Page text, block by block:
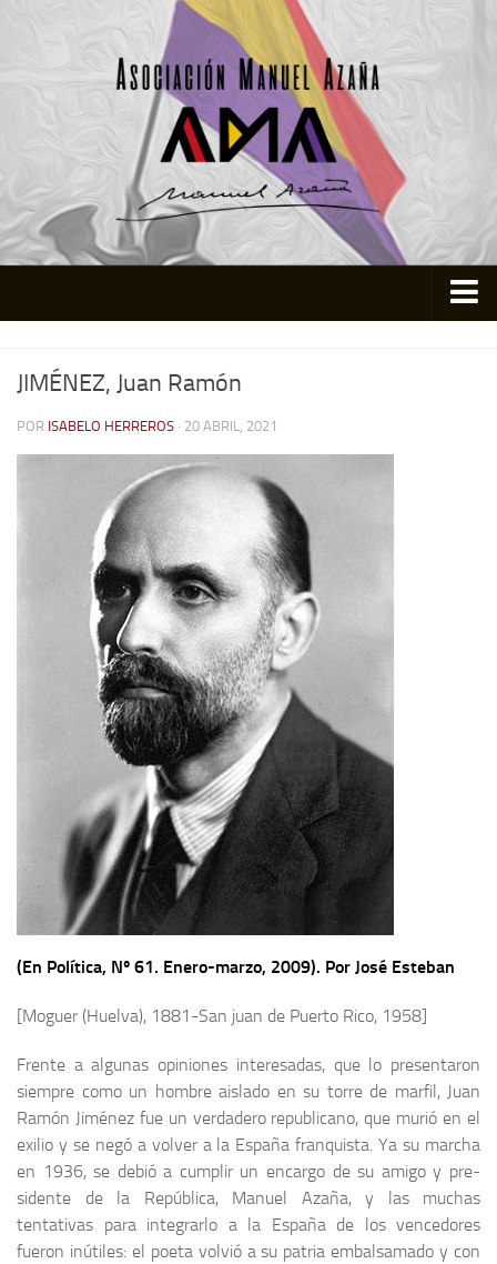
Asociación
Quienes somos
Actividades
Contacto
Memoria Histórica
Investigación previa de la represión en Talavera de la Reina (1937-
1947).
Informe Represión en Toledo 1936-1947 | Buscador
Informe de la fosa de abril de 1939 de Tembleque
Enciclopedia Republicana
Militantes históricos IR
Personajes republicanos
Izquierda Republicana. Agrupaciones y Militantes (1934-1939)
Izquierda Republicana. Navarra
Izquierda Republicana. Galicia
Textos esenciales del republicanismo
Archivo histórico
Archivo Documental
Biografía
Cronología fundamental de Manuel Azaña
Artículos sobre Manuel Azaña
Ochenta años sin Manuel Azaña
JIMÉNEZ, Juan Ramón
POR ISABELO HERREROS · 20 ABRIL, 2021
(En Política, Nº 61. Enero-marzo, 2009). Por José Esteban
[Moguer (Huelva), 1881-San juan de Puerto Rico, 1958]
Frente a algunas opiniones interesadas, que lo presentaron
siempre como un hombre aislado en su torre de marfil, Juan
Ramón Jiménez fue un verdadero republicano, que murió en el
exilio y se negó a volver a la España franquista. Ya su marcha
en 1936, se debió a cumplir un encargo de su amigo y pre­
sidente de la República, Manuel Azaña, y las muchas
tentativas para integrarlo a la España de los vencedores
fueron inútiles: el poeta volvió a su patria embalsamado y con